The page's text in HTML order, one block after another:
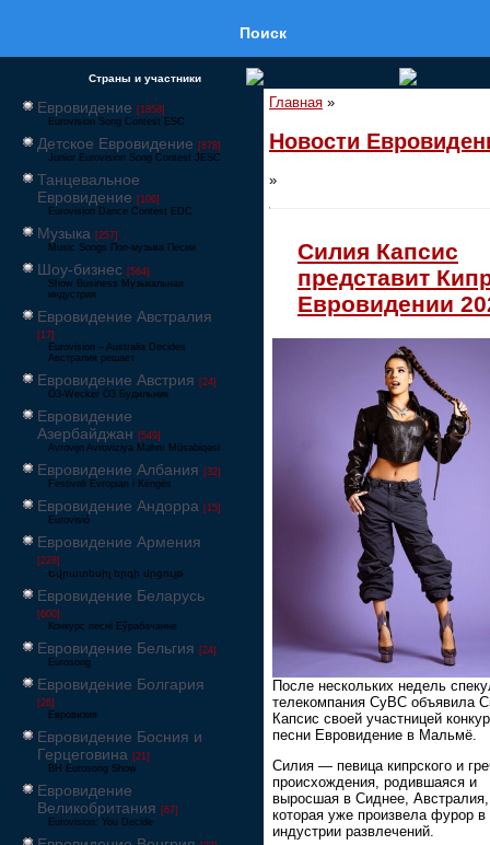
Поиск
Страны и участники
Евровидение [1858]
Eurovision Song Contest ESC
Детское Евровидение [878]
Junior Eurovision Song Contest JESC
Танцевальное
Евровидение [106]
Eurovision Dance Contest EDC
Музыка [257]
Music Songs Поп-музыка Песни
Шоу-бизнес [564]
Show Business Музыкальная
индустрия
Евровидение Австралия
[17]
Eurovision – Australia Decides
Австралия решает
Евровидение Австрия [24]
Ö3-Wecker Ö3 Будильник
Евровидение
Азербайджан [549]
Avrovijn Avroviziya Mahnı Müsabiqəsi
Евровидение Албания [32]
Festivali Evropian i Këngës
Евровидение Андорра [15]
Eurovisió
Евровидение Армения
[228]
Եվրատեսիլ երգի մրցույթ
Евровидение Беларусь
[600]
Конкурс песні Еўрабачанне
Евровидение Бельгия [24]
Eurosong
Евровидение Болгария
[26]
Евровизия
Евровидение Босния и
Герцеговина [21]
BH Eurosong Show
Евровидение
Великобритания [67]
Eurovision: You Decide
Главная »
Новости
»
Силия Капсис
представит
Евровидении
После нескольких недель
телекомпания CyBC объявила
Капсис своей участницей
песни Евровидение в Мальмё.
Силия — певица кипрского и
происхождения, родившаяся и
выросшая в Сиднее, Австралия,
которая уже произвела фурор в
индустрии развлечений.